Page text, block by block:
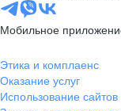
Мобильное
Этика и комплаенс
Оказание услуг
Использование сайтов